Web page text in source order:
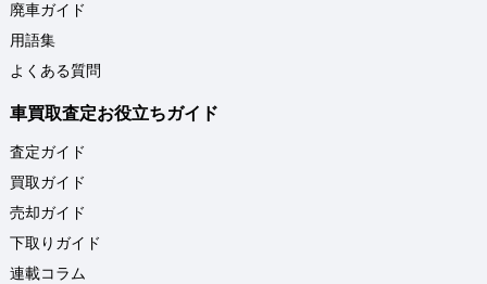
廃車ガイド
用語集
よくある質問
車買取査定お役立ちガイド
査定ガイド
買取ガイド
売却ガイド
下取りガイド
連載コラム